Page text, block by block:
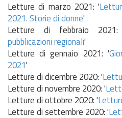
Letture di marzo 2021: '
2021. Storie di donne'
Letture di febbraio
pubblicazioni regionali'
Letture di gennaio 2021: '
2021'
Letture di dicembre 2020: '
Letture di novembre 2020: '
Letture di ottobre 2020: '
Letture di settembre 2020: '